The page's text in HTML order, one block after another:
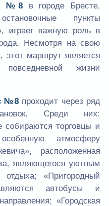
№8 в городе Бресте,
пункты
играет важную роль в
Несмотря на свою
этот маршрут является
жизни
№8проходит через ряд
Среди них:
собираются торговцы и
атмосферу
расположенная
являющегося уютным
«Пригородный
автобусы и
«Городская